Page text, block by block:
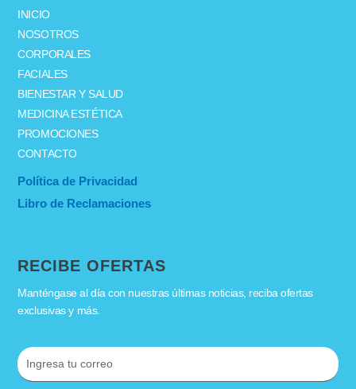
INICIO
NOSOTROS
CORPORALES
FACIALES
BIENESTAR Y SALUD
MEDICINA ESTÉTICA
PROMOCIONES
CONTACTO
Política de Privacidad
Libro de Reclamaciones
RECIBE OFERTAS
Manténgase al día con nuestras últimas noticias, reciba ofertas
exclusivas y más.